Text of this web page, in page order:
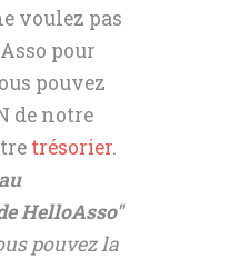
voulez pas
pour
pouvez
de notre
trésorier.
HelloAsso"
pouvez la